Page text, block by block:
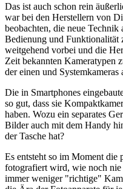
Das ist auch schon rein
war bei den Herstellern von
beobachten, die neue
Bedienung und Funktionalität
weitgehend vorbei und die
Zeit bekannten Kameratypen
der einen und Systemkameras
Die in Smartphones
so gut, dass sie
haben. Wozu ein separates
Bilder auch mit dem Handy
der Tasche hat?
Es entsteht so im Moment die
fotografiert wird, wie noch
immer weniger "richtige"